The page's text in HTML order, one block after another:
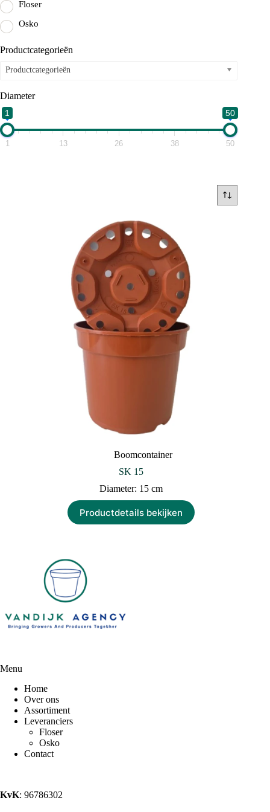
Boomcontainer
SK 15
Diameter: 15 cm
Productdetails bekijken
Floser
Osko
Productcategorieën
Productcategorieën
Diameter
1 50
1 13 26 38 50
Menu
Home
Over ons
Assortiment
Leveranciers
Floser
Osko
Contact
KvK: 96786302